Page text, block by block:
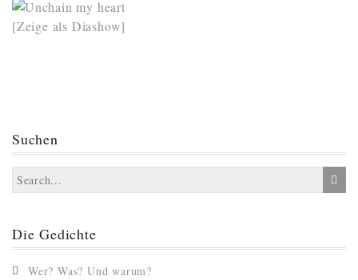
[Zeige als Diashow]
Suchen
Die Gedichte
Wer? Was? Und warum?